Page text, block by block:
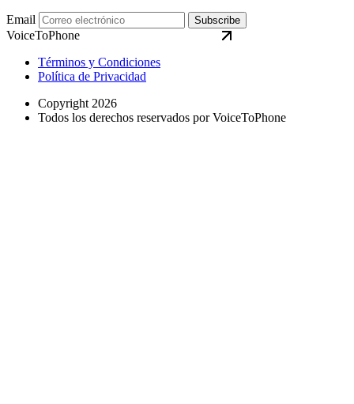
Email Subscribe
VoiceToPhone
Términos y Condiciones
Política de Privacidad
Copyright 2026
Todos los derechos reservados por VoiceToPhone